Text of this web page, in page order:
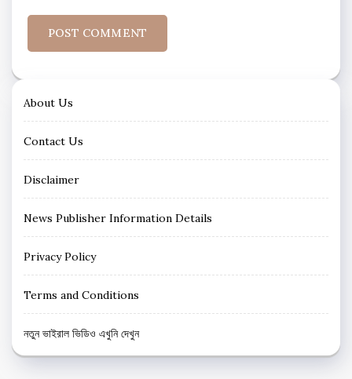
About Us
Contact Us
Disclaimer
News Publisher Information Details
Privacy Policy
Terms and Conditions
নতুন ভাইরাল ভিডিও এখুনি দেখুন